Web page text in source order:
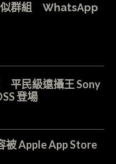
似群組 WhatsApp
平民級遠攝王 Sony
登場
被 Apple App Store